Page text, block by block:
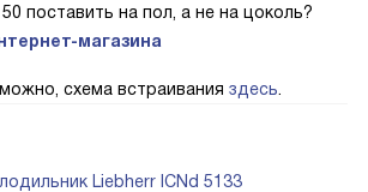
поставить на пол, а не на цоколь?
магазина
схема встраивания здесь
Liebherr ICNd 5133